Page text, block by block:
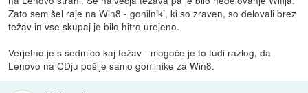
Zato sem šel raje na Win8 - gonilniki, ki so zraven, so delovali brez
težav in vse skupaj je bilo hitro urejeno.
Verjetno je s sedmico kaj težav - mogoče je to tudi razlog, da
Lenovo na CDju pošlje samo gonilnike za Win8.